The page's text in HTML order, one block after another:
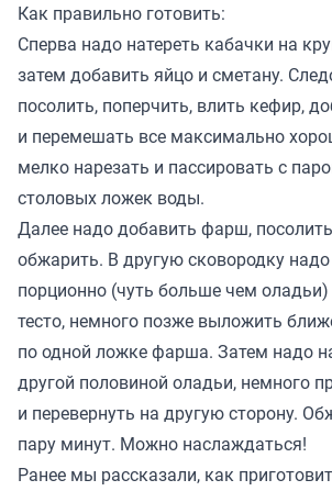
Как правильно готовить:
Сперва надо натереть кабачки на
затем добавить яйцо и сметану.
посолить, поперчить, влить кефир,
и перемешать все максимально
мелко нарезать и пассировать с
столовых ложек воды.
Далее надо добавить фарш,
обжарить. В другую сковородку
порционно (чуть больше чем
тесто, немного позже выложить
по одной ложке фарша. Затем надо
другой‌ половиной‌ оладьи, немного
и перевернуть на другую сторону.
пару минут. Можно наслаждаться!
Ранее мы рассказали, как